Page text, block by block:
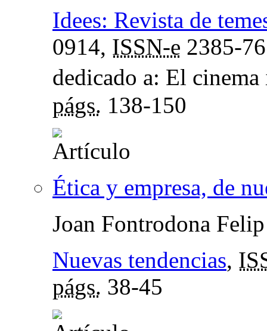
Idees: Revista de
0914, ISSN-e 2385-
dedicado a: El
págs. 138-150
Ética y empresa, de
Joan Fontrodona Felip
Nuevas tendencias,
págs. 38-45